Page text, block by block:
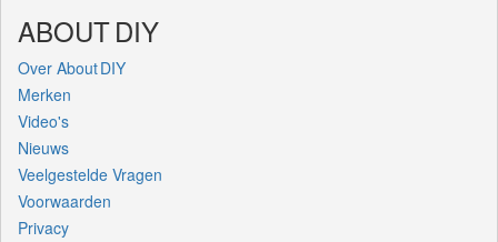
ABOUT DIY
Over About DIY
Merken
Video's
Nieuws
Veelgestelde Vragen
Voorwaarden
Privacy